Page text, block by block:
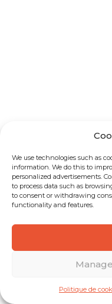
We use technologies such as
information. We do this to
personalized advertisements.
to process data such as
to consent or withdrawing
functionality and features.
Politique de